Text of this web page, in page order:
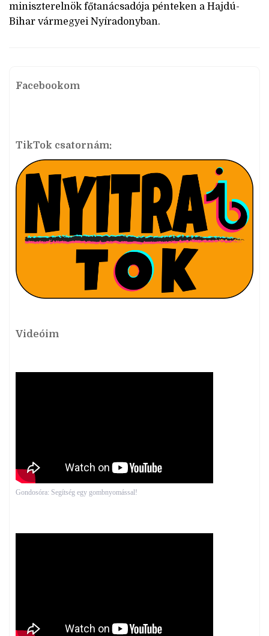
miniszterelnök főtanácsadója pénteken a Hajdú-
Bihar vármegyei Nyíradonyban.
Facebookom
TikTok csatornám:
Videóim
Gondosóra: Segítség egy gombnyomással!